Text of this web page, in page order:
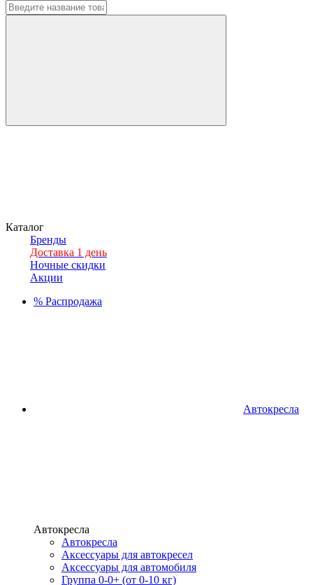
Каталог
Бренды
Доставка 1 день
Ночные скидки
Акции
% Распродажа
Автокресла
Автокресла
Автокресла
Аксессуары для автокресел
Аксессуары для автомобиля
Группа 0-0+ (от 0-10 кг)